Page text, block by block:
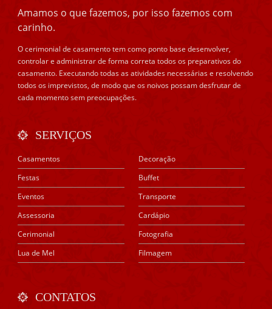
Amamos o que fazemos, por isso fazemos com
carinho.
O cerimonial de casamento tem como ponto base desenvolver,
controlar e administrar de forma correta todos os preparativos do
casamento. Executando todas as atividades necessárias e resolvendo
todos os imprevistos, de modo que os noivos possam desfrutar de
cada momento sem preocupações.
SERVIÇOS
Casamentos
Festas
Eventos
Assessoria
Cerimonial
Lua de Mel
Decoração
Buffet
Transporte
Cardápio
Fotografia
Filmagem
CONTATOS